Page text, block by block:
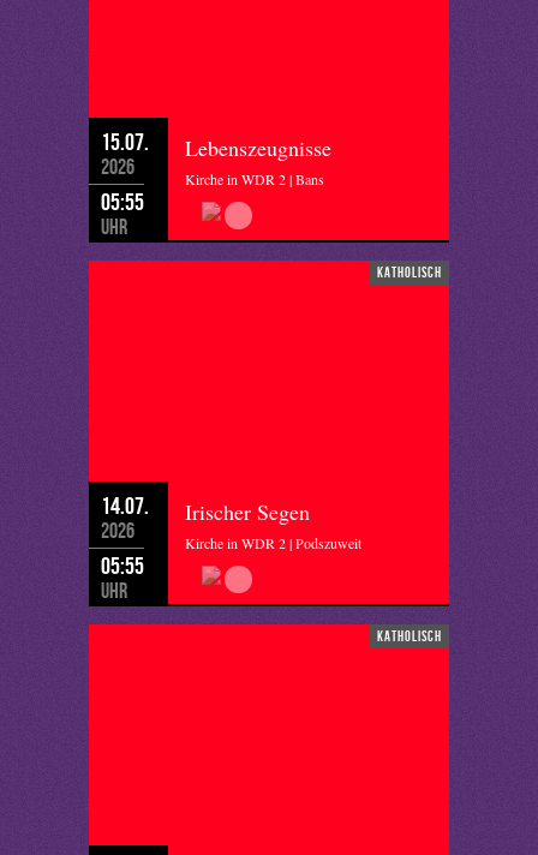
15.07.
2026
05:55
Uhr
Lebenszeugnisse
Kirche in WDR 2 | Bans
katholisch
14.07.
2026
05:55
Uhr
Irischer Segen
Kirche in WDR 2 | Podszuweit
katholisch